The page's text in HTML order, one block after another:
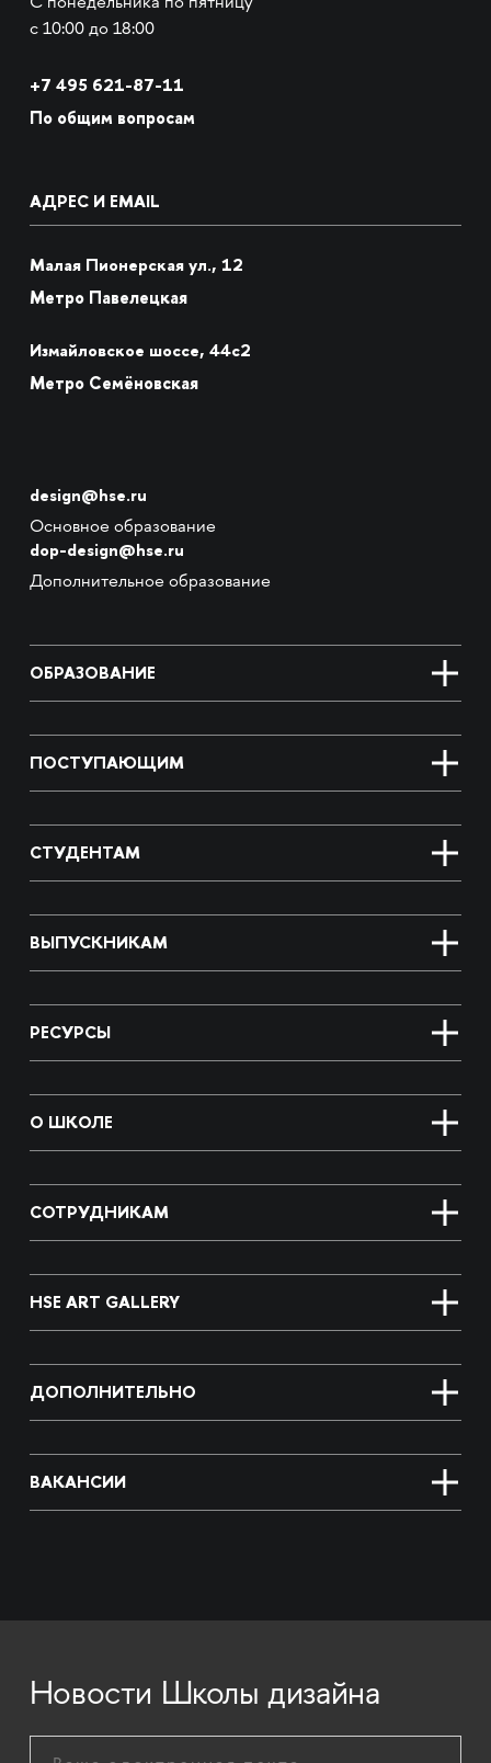
с 10:00 до 18:00
+7 495 621-87-11
По общим вопросам
АДРЕС И EMAIL
Малая Пионерская ул., 12
Метро Павелецкая
Измайловское шоссе, 44с2
Метро Семёновская
design@hse.ru
Основное образование
dop-design@hse.ru
Дополнительное образование
ОБРАЗОВАНИЕ
ПОСТУПАЮЩИМ
СТУДЕНТАМ
ВЫПУСКНИКАМ
РЕСУРСЫ
О ШКОЛЕ
СОТРУДНИКАМ
HSE ART GALLERY
ДОПОЛНИТЕЛЬНО
ВАКАНСИИ
Новости Школы дизайна